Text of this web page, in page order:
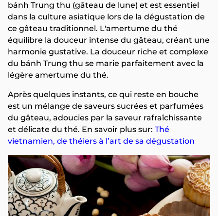
bánh Trung thu (gâteau de lune) et est essentiel
dans la culture asiatique lors de la dégustation de
ce gâteau traditionnel. L'amertume du thé
équilibre la douceur intense du gâteau, créant une
harmonie gustative. La douceur riche et complexe
du bánh Trung thu se marie parfaitement avec la
légère amertume du thé.
Après quelques instants, ce qui reste en bouche
est un mélange de saveurs sucrées et parfumées
du gâteau, adoucies par la saveur rafraîchissante
et délicate du thé. En savoir plus sur: Thé
vietnamien, de théiers à l’art de sa dégustation